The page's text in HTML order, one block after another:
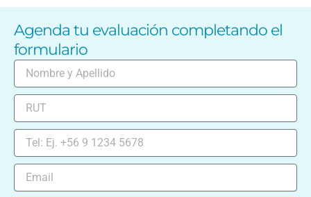
Agenda tu evaluación completando el
formulario